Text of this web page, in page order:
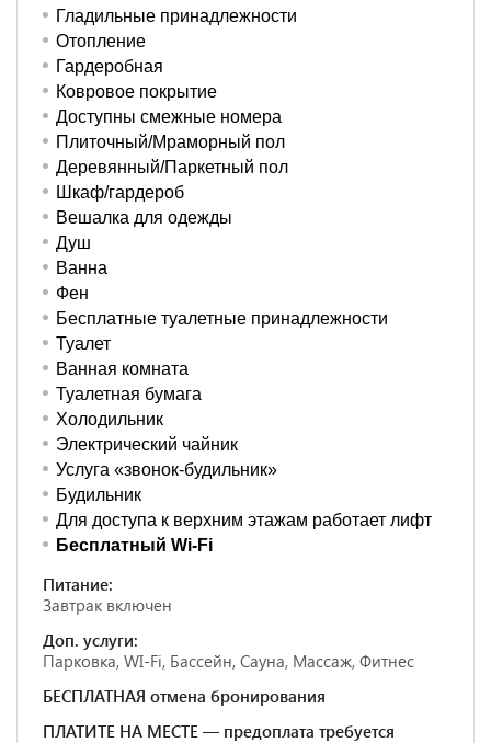
Гладильные принадлежности
Отопление
Гардеробная
Ковровое покрытие
Доступны смежные номера
Плиточный/Мраморный пол
Деревянный/Паркетный пол
Шкаф/гардероб
Вешалка для одежды
Душ
Ванна
Фен
Бесплатные туалетные принадлежности
Туалет
Ванная комната
Туалетная бумага
Холодильник
Электрический чайник
Услуга «звонок-будильник»
Будильник
Для доступа к верхним этажам работает лифт
Бесплатный Wi-Fi
Питание:
Завтрак включен
Доп. услуги:
Парковка, WI-Fi, Бассейн, Сауна, Массаж, Фитнес
БЕСПЛАТНАЯ отмена бронирования
ПЛАТИТЕ НА МЕСТЕ — предоплата требуется